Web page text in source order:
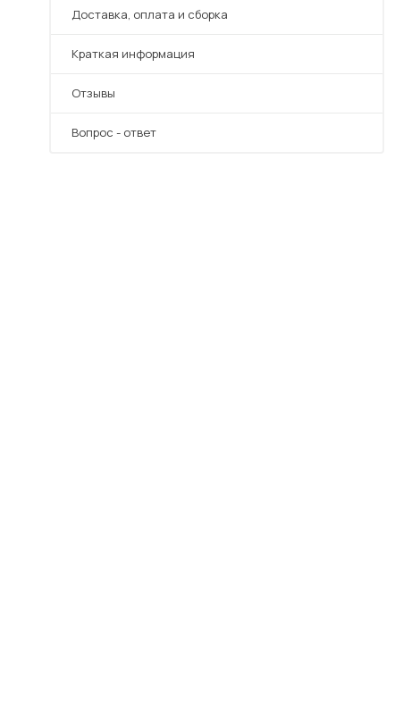
Преимущества
Доставка, оплата и сборка
Краткая информация
Отзывы
Вопрос - ответ